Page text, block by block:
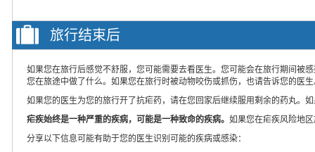
旅行结束后
如果您在旅行后感觉不舒服，您可能需要去看医生。您可能会在旅行期间被
您在旅途中做了什么。如果您在旅行时被动物咬伤或抓伤，也请告诉您的医
如果您的医生为您的旅行开了抗疟药，请在您回家后继续服用剩余的药丸。
疟疾始终是一种严重的疾病，可能是一种致命的疾病。 如果您在疟疾风险地
分享以下信息可能有助于您的医生识别可能的疾病或感染：